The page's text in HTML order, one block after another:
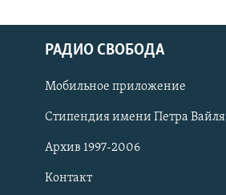
СОЦИАЛЬНЫЕ СЕТИ
РАДИО СВОБОДА
Мобильное приложение
Стипендия имени Петра Вайля
Архив 1997-2006
Контакт